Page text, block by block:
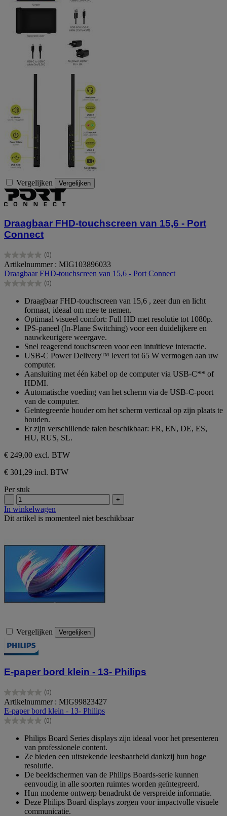
Vergelijken Vergelijken
Draagbaar FHD-touchscreen van 15,6 - Port
Connect
(0)
0.0
van
de
5
Artikelnummer : MIG103896033
Draagbaar FHD-touchscreen van 15,6 - Port Connect
(0)
0.0
sterren.
Draagbaar FHD-touchscreen van 15,6 , zeer dun en licht
formaat, ideaal om mee te nemen.
Optimaal visueel comfort: Full HD met resolutie tot 1080p.
IPS-paneel (In-Plane Switching) voor een duidelijkere en
nauwkeurigere weergave.
Snel reagerend touchscreen voor een intuïtieve interactie.
USB-C Power Delivery™ levert tot 65 W vermogen aan uw
computer.
Aansluiting met één kabel op de computer via USB-C** of
HDMI.
Automatische voeding van het scherm via de USB-C-poort
van de computer.
Geïntegreerde houder om het scherm verticaal op zijn plaats te
houden.
Er zijn verschillende talen beschikbaar: FR, EN, DE, ES,
HU, RUS, SL.
€ 249,00 excl. BTW
€ 301,29 incl. BTW
Per stuk
- +
In winkelwagen
Dit artikel is momenteel niet beschikbaar
Vergelijken Vergelijken
E-paper bord klein - 13- Philips
(0)
0.0
van
de
5
Artikelnummer : MIG99823427
E-paper bord klein - 13- Philips
(0)
0.0
sterren.
Philips Board Series displays zijn ideaal voor het presenteren
van professionele content.
Ze bieden een uitstekende leesbaarheid dankzij hun hoge
resolutie.
De beeldschermen van de Philips Boards-serie kunnen
eenvoudig in alle soorten ruimtes worden geïntegreerd.
Hun moderne ontwerp benadrukt de verspreide informatie.
Deze Philips Board displays zorgen voor impactvolle visuele
communicatie.